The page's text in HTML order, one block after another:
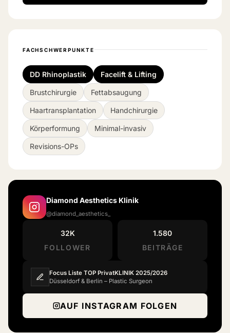
FACHSCHWERPUNKTE
DD Rhinoplastik Facelift & Lifting
Brustchirurgie Fettabsaugung
Haartransplantation Handchirurgie
Körperformung Minimal-invasiv
Revisions-OPs
Diamond Aesthetics Klinik
@diamond_aesthetics_
32K
FOLLOWER
1.580
BEITRÄGE
Focus Liste TOP PrivatKLINIK 2025/2026
Düsseldorf & Berlin – Plastic Surgeon
AUF INSTAGRAM FOLGEN